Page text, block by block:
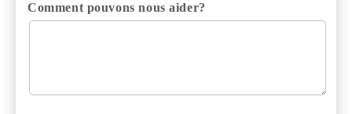
Comment pouvons nous aider?